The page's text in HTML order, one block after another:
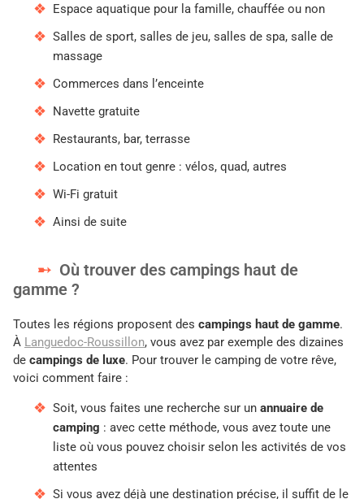
Espace aquatique pour la famille, chauffée ou non
Salles de sport, salles de jeu, salles de spa, salle de
massage
Commerces dans l’enceinte
Navette gratuite
Restaurants, bar, terrasse
Location en tout genre : vélos, quad, autres
Wi-Fi gratuit
Ainsi de suite
Où trouver des campings haut de
gamme ?
Toutes les régions proposent des campings haut de gamme.
À Languedoc-Roussillon, vous avez par exemple des dizaines
de campings de luxe. Pour trouver le camping de votre rêve,
voici comment faire :
Soit, vous faites une recherche sur un annuaire de
camping : avec cette méthode, vous avez toute une
liste où vous pouvez choisir selon les activités de vos
attentes
Si vous avez déjà une destination précise, il suffit de le